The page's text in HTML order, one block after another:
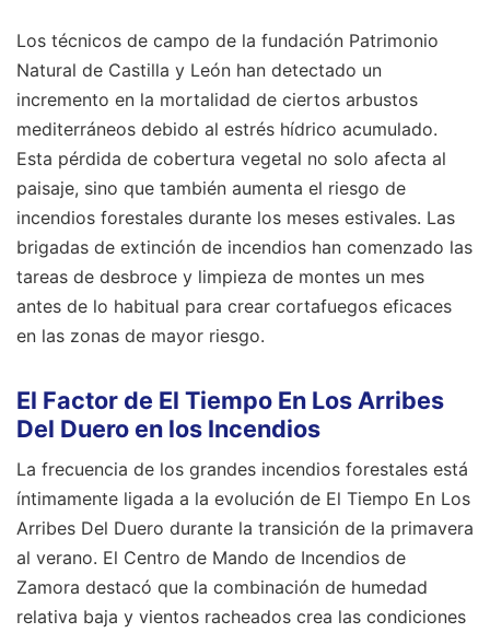
Los técnicos de campo de la fundación Patrimonio
Natural de Castilla y León han detectado un
incremento en la mortalidad de ciertos arbustos
mediterráneos debido al estrés hídrico acumulado.
Esta pérdida de cobertura vegetal no solo afecta al
paisaje, sino que también aumenta el riesgo de
incendios forestales durante los meses estivales. Las
brigadas de extinción de incendios han comenzado las
tareas de desbroce y limpieza de montes un mes
antes de lo habitual para crear cortafuegos eficaces
en las zonas de mayor riesgo.
El Factor de El Tiempo En Los Arribes
Del Duero en los Incendios
La frecuencia de los grandes incendios forestales está
íntimamente ligada a la evolución de El Tiempo En Los
Arribes Del Duero durante la transición de la primavera
al verano. El Centro de Mando de Incendios de
Zamora destacó que la combinación de humedad
relativa baja y vientos racheados crea las condiciones